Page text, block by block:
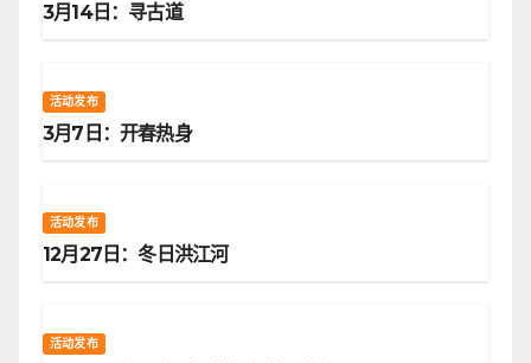
3月14日：寻古道
活动发布
3月7日：开春热身
活动发布
12月27日：冬日洪江河
活动发布